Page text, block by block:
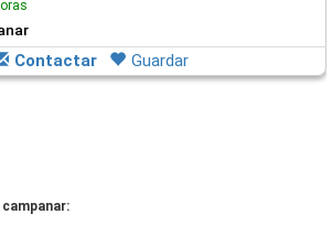
Contactar Guardar